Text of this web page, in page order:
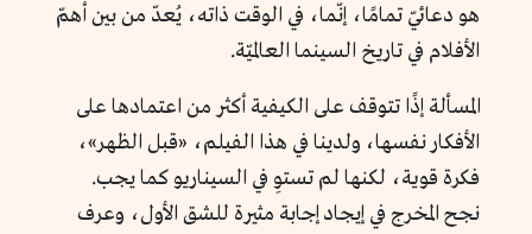
هو دعائيّ تمامًا، إنّما، في الوقت ذاته، يُعدّ من بين أهمّ
الأفلام في تاريخ السينما العالميّة.
المسألة إذًا تتوقف على الكيفية أكثر من اعتمادها على
الأفكار نفسها، ولدينا في هذا الفيلم، «قبل الظهر»،
فكرة قوية، لكنها لم تستوِ في السيناريو كما يجب.
نجح المخرج في إيجاد إجابة مثيرة للشق الأول، وعرف